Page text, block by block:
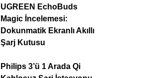
UGREEN EchoBuds
Magic İncelemesi:
Dokunmatik Ekranlı Akıllı
Şarj Kutusu
Philips 3’ü 1 Arada Qi